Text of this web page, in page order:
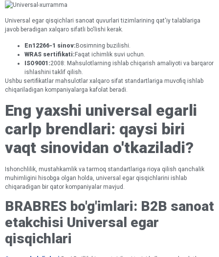
Universal egar qisqichlari sanoat quvurlari tizimlarining qat'iy talablariga
javob beradigan xalqaro sifatli bo'lishi kerak.
En12266-1 sinov:Bosimning buzilishi.
WRAS sertifikati:Faqat ichimlik suvi uchun.
ISO9001:2008: Mahsulotlarning ishlab chiqarish amaliyoti va barqaror
ishlashini taklif qilish.
Ushbu sertifikatlar mahsulotlar xalqaro sifat standartlariga muvofiq ishlab
chiqariladigan kompaniyalarga kafolat beradi.
Eng yaxshi universal egarli
carlp brendlari: qaysi biri
vaqt sinovidan o'tkaziladi?
Ishonchlilik, mustahkamlik va tarmoq standartlariga rioya qilish qanchalik
muhimligini hisobga olgan holda, universal egar qisqichlarini ishlab
chiqaradigan bir qator kompaniyalar mavjud.
BRABRES bo'g'imlari: B2B sanoat
etakchisi Universal egar
qisqichlari